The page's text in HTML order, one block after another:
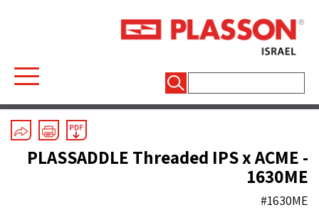
ASTM (inch) Mechanical/PLASSADDLE
PLASSADDLE Threaded IPS x ACME -
1630ME
#1630ME